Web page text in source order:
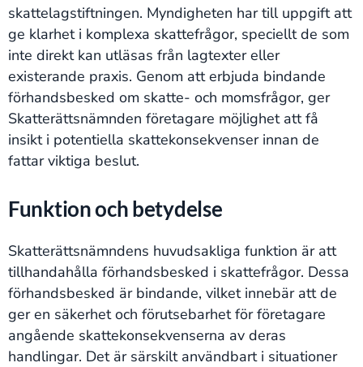
skattelagstiftningen. Myndigheten har till uppgift att
ge klarhet i komplexa skattefrågor, speciellt de som
inte direkt kan utläsas från lagtexter eller
existerande praxis. Genom att erbjuda bindande
förhandsbesked om skatte- och momsfrågor, ger
Skatterättsnämnden företagare möjlighet att få
insikt i potentiella skattekonsekvenser innan de
fattar viktiga beslut.
Funktion och betydelse
Skatterättsnämndens huvudsakliga funktion är att
tillhandahålla förhandsbesked i skattefrågor. Dessa
förhandsbesked är bindande, vilket innebär att de
ger en säkerhet och förutsebarhet för företagare
angående skattekonsekvenserna av deras
handlingar. Det är särskilt användbart i situationer